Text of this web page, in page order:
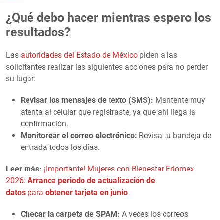
¿Qué debo hacer mientras espero los
resultados?
Las autoridades del Estado de México piden a las
solicitantes realizar las siguientes acciones para no perder
su lugar:
Revisar los mensajes de texto (SMS): Mantente muy
atenta al celular que registraste, ya que ahí llega la
confirmación.
Monitorear el correo electrónico: Revisa tu bandeja de
entrada todos los días.
Leer más: ¡Importante! Mujeres con Bienestar Edomex
2026: Arranca periodo de actualización de
datos para obtener tarjeta en junio
Checar la carpeta de SPAM: A veces los correos